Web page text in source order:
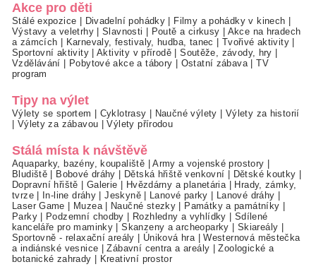
Akce pro děti
Stálé expozice Divadelní pohádky Filmy a pohádky v kinech
Výstavy a veletrhy|Slavnosti Poutě a cirkusy
Akce na hradech
a zámcích
Karnevaly, festivaly, hudba, tanec Tvořivé aktivity
Sportovní aktivity|Aktivity v přírodě |Soutěže, závody, hry
Vzdělávání
Pobytové akce a tábory Ostatní zábava|TV
program
Tipy na výlet
Výlety se sportem Cyklotrasy Naučné výlety
Výlety za historií
Výlety za zábavou |Výlety přírodou
Stálá místa k návštěvě
Aquaparky, bazény, koupaliště |Army a vojenské prostory
Bludiště
Bobové dráhy Dětská hřiště venkovní Dětské koutky
Dopravní hřiště
Galerie Hvězdárny a planetária|
Hrady, zámky,
tvrze| In-line dráhy |Jeskyně| Lanové parky Lanové dráhy
Laser Game
Muzea| Naučné stezky Památky a památníky
Parky| Podzemní chodby Rozhledny a vyhlídky
Sdílené
kanceláře pro maminky |Skanzeny a archeoparky Skiareály
Sportovně - relaxační areály
Úniková hra|Westernová městečka
a indiánské vesnice |Zábavní centra a areály |Zoologické a
botanické zahrady
Kreativní prostor